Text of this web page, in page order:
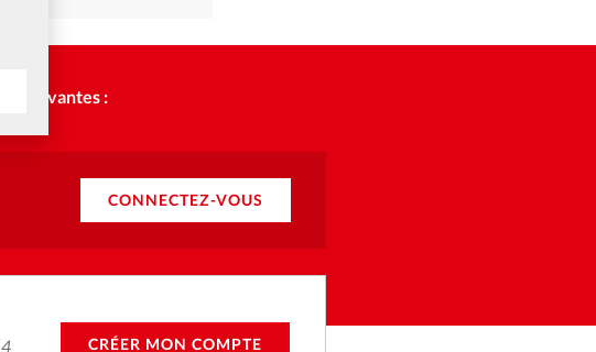
suivantes :
CONNECTEZ-VOUS
CRÉER MON COMPTE